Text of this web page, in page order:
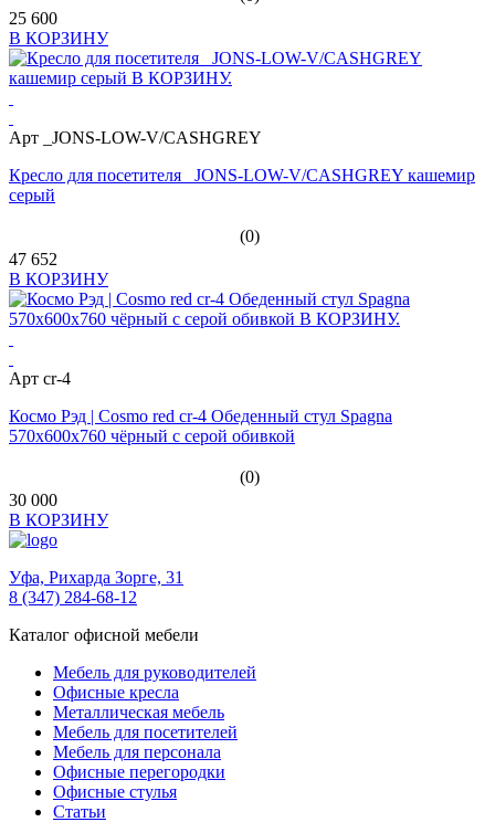
25 600
В КОРЗИНУ
Арт _JONS-LOW-V/CASHGREY
Кресло для посетителя _JONS-LOW-V/CASHGREY кашемир
серый
(0)
47 652
В КОРЗИНУ
Арт cr-4
Космо Рэд | Cosmo red cr-4 Обеденный стул Spagna
570x600x760 чёрный с серой обивкой
(0)
30 000
В КОРЗИНУ
Уфа, Рихарда Зорге, 31
8 (347) 284-68-12
Каталог офисной мебели
Мебель для руководителей
Офисные кресла
Металлическая мебель
Мебель для посетителей
Мебель для персонала
Офисные перегородки
Офисные стулья
Статьи